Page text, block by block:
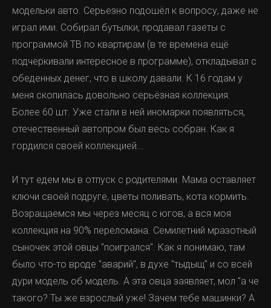
модельки авто. Серьезно подошёл к вопросу, даже не
играл ими. Собирал бутылки, продавал газеты с
программой ТВ по квартирам (в те времена ещё
подчеркивали интересное в программе), откладывал с
обеденных денег, что в школу давали. К 16 годам у
меня скопилась довольно серьёзная коллекция.
Более 60 шт. Уже стали в ней иномарки появляться,
отечественный автопром был весь собран. Как я
гордился своей коллекцией...
И тут едем мы в отпуск с родителями. Мама оставляет
ключи своей подруге, цветы поливать, кота кормить.
Возращаемся мы через месяц с югов, а вся моя
коллекция на 90% переломана. Семилетний мразотный
сыночек этой овцы "поигрался". Как я понимаю, там
было что-то вроде "аварий", в духе "тыдыщ" и со всей
дури модель об модель. А эта овца заявляет, мол "а че
такого? Ты же взрослый уже! Зачем тебе машинки? А